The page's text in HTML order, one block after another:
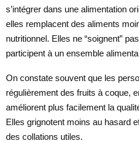
s’intégrer dans une alimentation
elles remplacent des aliments
nutritionnel. Elles ne “soignent”
participent à un ensemble
On constate souvent que les
régulièrement des fruits à coque,
améliorent plus facilement la
Elles grignotent moins au hasard
des collations utiles.